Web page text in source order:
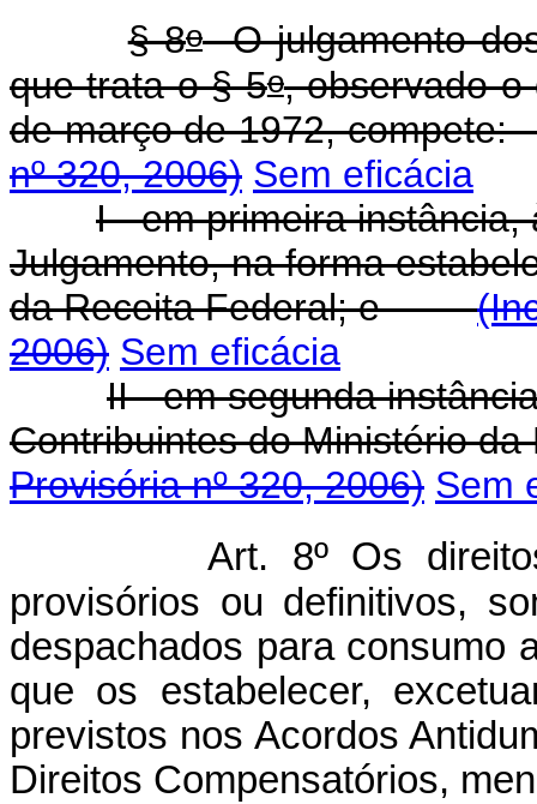
§ 8oO julgamento
que trata o § 5o, observado o
de março de 1972,
nº 320, 2006) Sem eficácia
I - em primeira
Julgamento, na forma
da Receita Federal; e
2006) Sem eficácia
II - em segunda
Contribuintes do
Provisória nº 320, 2006) Sem
Art. 8º Os
provisórios ou definitivos,
despachados para consumo
que os estabelecer,
previstos nos Acordos
Direitos Compensatórios,